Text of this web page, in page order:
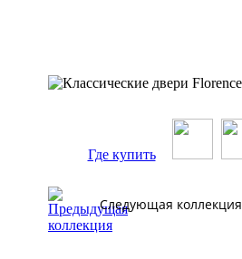
Где купить
Следующая коллекция